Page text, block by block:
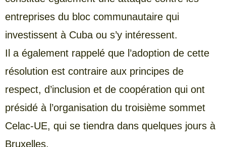
entreprises du bloc communautaire qui
investissent à Cuba ou s’y intéressent.
Il a également rappelé que l’adoption de cette
résolution est contraire aux principes de
respect, d’inclusion et de coopération qui ont
présidé à l’organisation du troisième sommet
Celac-UE, qui se tiendra dans quelques jours à
Bruxelles.